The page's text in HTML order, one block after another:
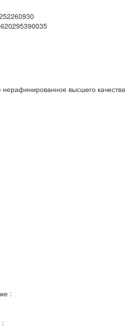
нерафинированное высшего качества
:
: